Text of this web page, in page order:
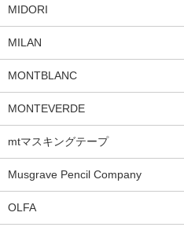
MIDORI
MILAN
MONTBLANC
MONTEVERDE
mtマスキングテープ
Musgrave Pencil Company
OLFA